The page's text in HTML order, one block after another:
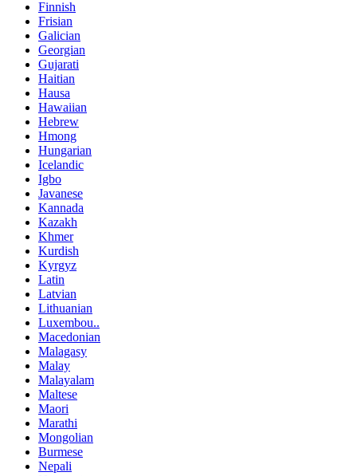
Finnish
Frisian
Galician
Georgian
Gujarati
Haitian
Hausa
Hawaiian
Hebrew
Hmong
Hungarian
Icelandic
Igbo
Javanese
Kannada
Kazakh
Khmer
Kurdish
Kyrgyz
Latin
Latvian
Lithuanian
Luxembou..
Macedonian
Malagasy
Malay
Malayalam
Maltese
Maori
Marathi
Mongolian
Burmese
Nepali